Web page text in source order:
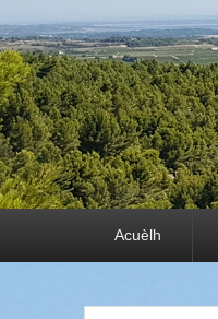
Acuèlh